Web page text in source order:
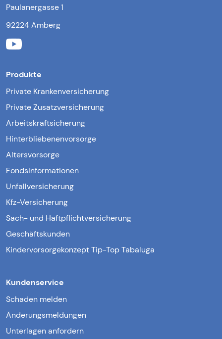
Paulanergasse 1
92224 Amberg
Produkte
Private Krankenversicherung
Private Zusatzversicherung
Arbeitskraftsicherung
Hinterbliebenenvorsorge
Altersvorsorge
Fondsinformationen
Unfallversicherung
Kfz-Versicherung
Sach- und Haftpflichtversicherung
Geschäftskunden
Kindervorsorgekonzept Tip-Top Tabaluga
Kundenservice
Schaden melden
Änderungsmeldungen
Unterlagen anfordern